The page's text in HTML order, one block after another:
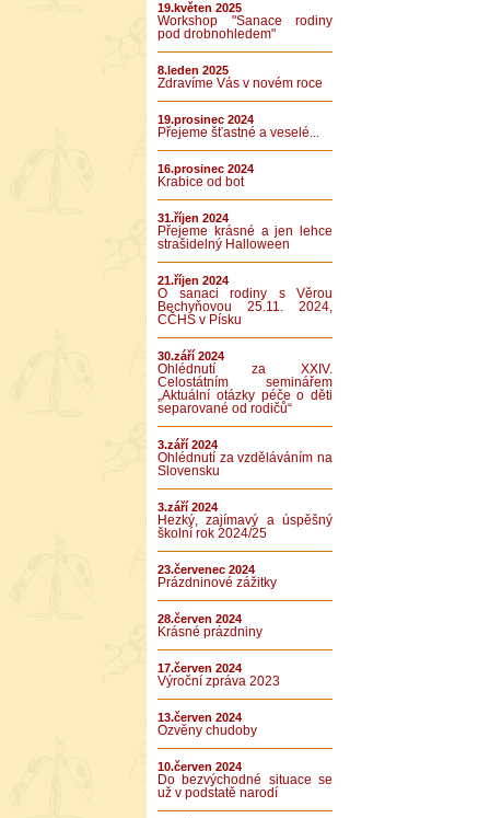
19.květen 2025
Workshop "Sanace rodiny
pod drobnohledem"
8.leden 2025
Zdravíme Vás v novém roce
19.prosinec 2024
Přejeme šťastné a veselé...
16.prosinec 2024
Krabice od bot
31.říjen 2024
Přejeme krásné a jen lehce
strašidelný Halloween
21.říjen 2024
O sanaci rodiny s Věrou
Bechyňovou 25.11. 2024,
CČHS v Písku
30.září 2024
Ohlédnutí za XXIV.
Celostátním seminářem
„Aktuální otázky péče o děti
separované od rodičů“
3.září 2024
Ohlédnutí za vzděláváním na
Slovensku
3.září 2024
Hezký, zajímavý a úspěšný
školní rok 2024/25
23.červenec 2024
Prázdninové zážitky
28.červen 2024
Krásné prázdniny
17.červen 2024
Výroční zpráva 2023
13.červen 2024
Ozvěny chudoby
10.červen 2024
Do bezvýchodné situace se
už v podstatě narodí